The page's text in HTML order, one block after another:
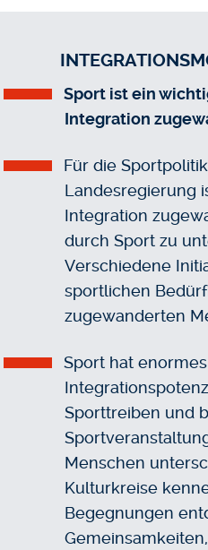
Sport ist ein
Integration
Für die
Landesregierung
Integration
durch Sport zu
Verschiedene
sportlichen
zugewanderten
Sport hat enormes
Sporttreiben und
Menschen
Kulturkreise
Begegnungen